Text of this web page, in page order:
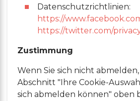
Datenschutzrichtlinien:
https://
https://twitter.com/
Zustimmung
Wenn Sie sich nicht
Abschnitt "Ihre Cookie-
sich abmelden können" oben